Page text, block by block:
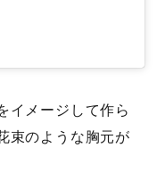
イメージして作ら
束のような胸元が